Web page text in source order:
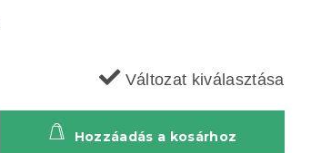
Változat kiválasztása
Hozzáadás a kosárhoz